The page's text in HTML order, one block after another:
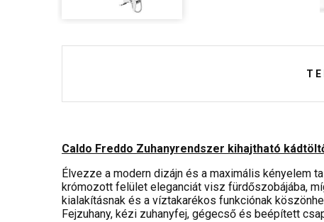
Caldo Freddo Zuhanyrendszer kihajtható
Élvezze a modern dizájn és a maximális kényelem
krómozott felület eleganciát visz fürdőszobájába,
kialakításnak és a víztakarékos funkciónak
Fejzuhany, kézi zuhanyfej, gégecső és beépített